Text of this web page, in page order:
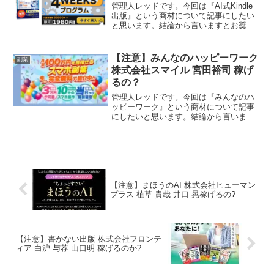
管理人レッドです。今回は『AI式Kindle
出版』という商材について記事にしたい
と思います。結論から言いますとお奨め
引法に基づく表示販売業者名石黒秀樹運
営統括責任者石黒...
副業
【注意】みんなのハッピーワーク
株式会社スマイル 宮田裕司 稼げ
るの？
管理人レッドです。今回は『みんなのハ
ッピーワーク』という商材について記事
にしたいと思います。結論から言います
【注意】まほうのAI 株式会社ヒューマン
プラス 植草 貴哉 井口 晃稼げるの?
【注意】書かない出版 株式会社フロンテ
ィア 白沪 与荐 山口明 稼げるのか?